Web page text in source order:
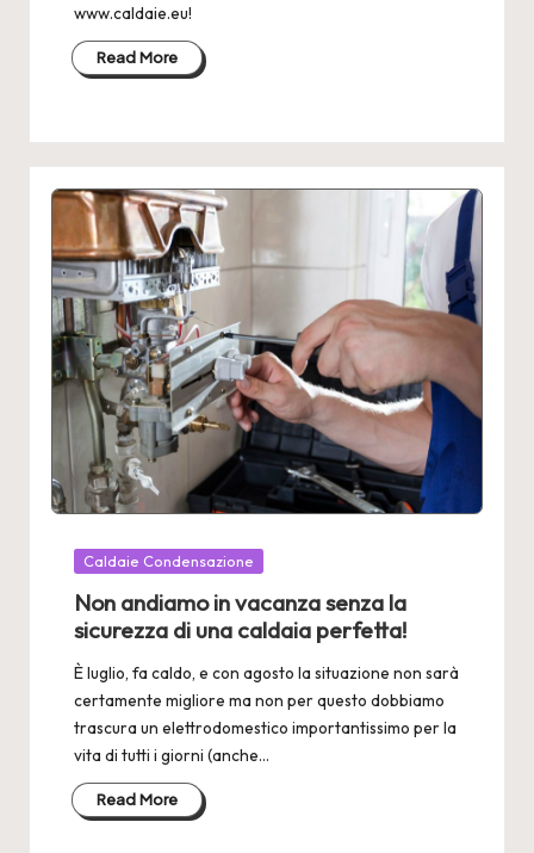
www.caldaie.eu!
Read More
Posted
Caldaie Condensazione
Non andiamo in vacanza senza la
sicurezza di una caldaia perfetta!
È luglio, fa caldo, e con agosto la situazione non sarà
certamente migliore ma non per questo dobbiamo
trascura un elettrodomestico importantissimo per la
vita di tutti i giorni (anche…
Read More